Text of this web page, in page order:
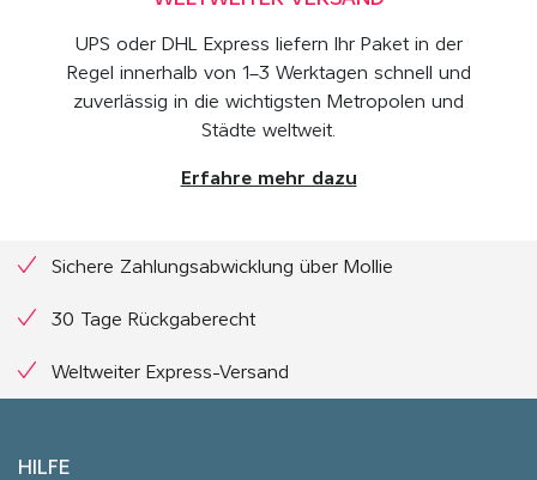
UPS oder DHL Express liefern Ihr Paket in der
Regel innerhalb von 1–3 Werktagen schnell und
zuverlässig in die wichtigsten Metropolen und
Städte weltweit.
Erfahre mehr dazu
Sichere Zahlungsabwicklung über Mollie
30 Tage Rückgaberecht
Weltweiter Express-Versand
HILFE